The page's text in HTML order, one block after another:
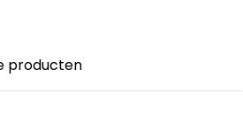
producten